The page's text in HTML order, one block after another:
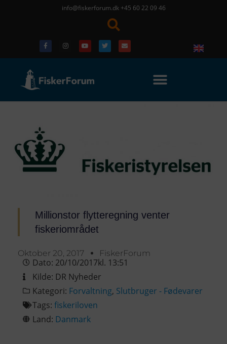
info@fiskerforum.dk +45 60 22 09 46
Millionstor flytteregning venter
fiskeriområdet
Oktober 20, 2017 FiskerForum
Dato: 20/10/2017kl. 13:51
Kilde: DR Nyheder
Kategori: Forvaltning, Slutbruger - Fødevarer
Tags: fiskeriloven
Land: Danmark